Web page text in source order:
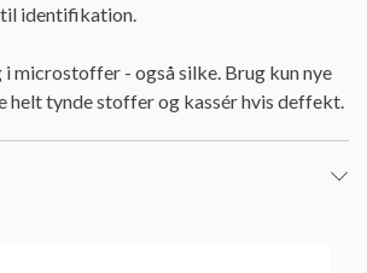
identifikation.
i microstoffer - også silke. Brug kun nye
helt tynde stoffer og kassér hvis deffekt.